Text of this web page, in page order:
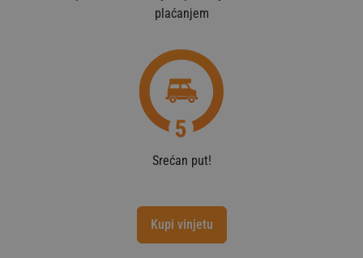
plaćanjem
Srećan put!
Kupi vinjetu